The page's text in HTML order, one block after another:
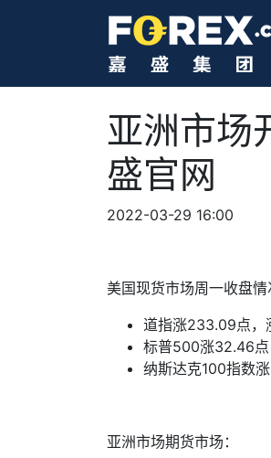
亚洲市场
盛官网
2022-03-29 16:00
美国现货市场周一收盘情
道指涨233.09点，
标普500涨32.46
纳斯达克100指数涨
亚洲市场期货市场：